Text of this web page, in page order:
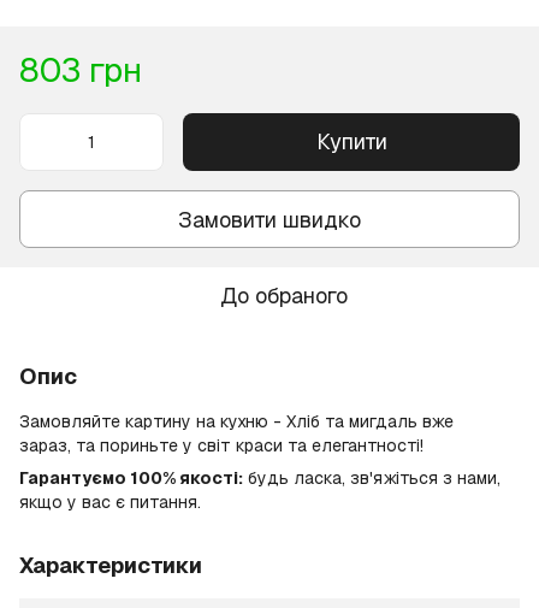
803 грн
Купити
Замовити швидко
До обраного
Опис
Замовляйте картину на кухню - Хліб та мигдаль вже
зараз, та пориньте у світ краси та елегантності!
Гарантуємо 100% якості: будь ласка, зв'яжіться з нами,
якщо у вас є питання.
Характеристики